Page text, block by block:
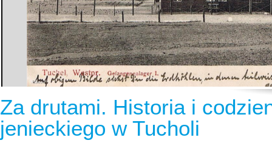
Za drutami. Historia i
jenieckiego w Tucholi